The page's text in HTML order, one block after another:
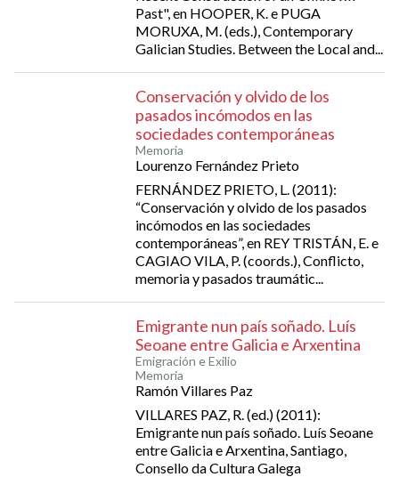
Past", en HOOPER, K. e PUGA
MORUXA, M. (eds.), Contemporary
Galician Studies. Between the Local and...
Conservación y olvido de los
pasados incómodos en las
sociedades contemporáneas
Memoria
Lourenzo Fernández Prieto
FERNÁNDEZ PRIETO, L. (2011):
“Conservación y olvido de los pasados
incómodos en las sociedades
contemporáneas”, en REY TRISTÁN, E. e
CAGIAO VILA, P. (coords.), Conflicto,
memoria y pasados traumátic...
Emigrante nun país soñado. Luís
Seoane entre Galicia e Arxentina
Emigración e Exilio
Memoria
Ramón Villares Paz
VILLARES PAZ, R. (ed.) (2011):
Emigrante nun país soñado. Luís Seoane
entre Galicia e Arxentina, Santiago,
Consello da Cultura Galega